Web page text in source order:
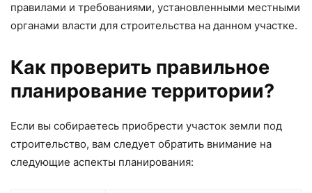
правилами и требованиями, установленными местными
органами власти для строительства на данном участке.
Как проверить правильное
планирование территории?
Если вы собираетесь приобрести участок земли под
строительство, вам следует обратить внимание на
следующие аспекты планирования: